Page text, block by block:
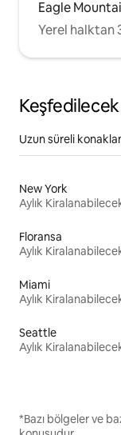
Eagle
Yerel halktan
Uzun süreli
New York
Aylık
Floransa
Aylık
Miami
Aylık
Seattle
Aylık
*Bazı bölgeler ve